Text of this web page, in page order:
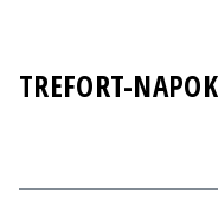
TREFORT-